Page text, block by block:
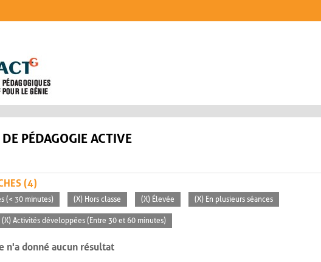
PÉDAGOGIE ACTIVE
(4)
(< 30 minutes) (X) Hors classe (X) Élevée (X) En plusieurs séances
(X) Activités développées (Entre 30 et 60 minutes)
n'a donné aucun résultat